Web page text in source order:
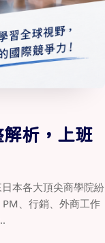
析，上班
本各大頂尖商學院紛
、行銷、外商工作